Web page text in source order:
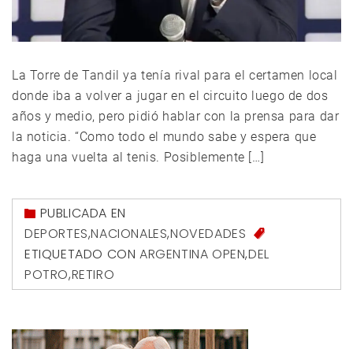
La Torre de Tandil ya tenía rival para el certamen local
donde iba a volver a jugar en el circuito luego de dos
años y medio, pero pidió hablar con la prensa para dar
la noticia. “Como todo el mundo sabe y espera que
haga una vuelta al tenis. Posiblemente […]
PUBLICADA EN
DEPORTES,NACIONALES,NOVEDADES
ETIQUETADO CON ARGENTINA OPEN,DEL
POTRO,RETIRO